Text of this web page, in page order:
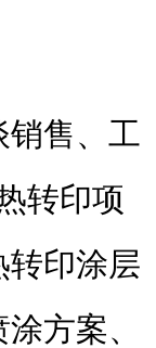
销售、工
转印项
转印涂层
方案、